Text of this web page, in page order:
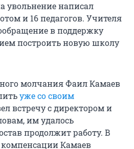
увольнение написал
и 16 педагогов. Учителя
в поддержку
построить новую школу
молчания Фаил Камаев
уже со своим
встречу с директором и
им удалось
продолжит работу. В
Камаев